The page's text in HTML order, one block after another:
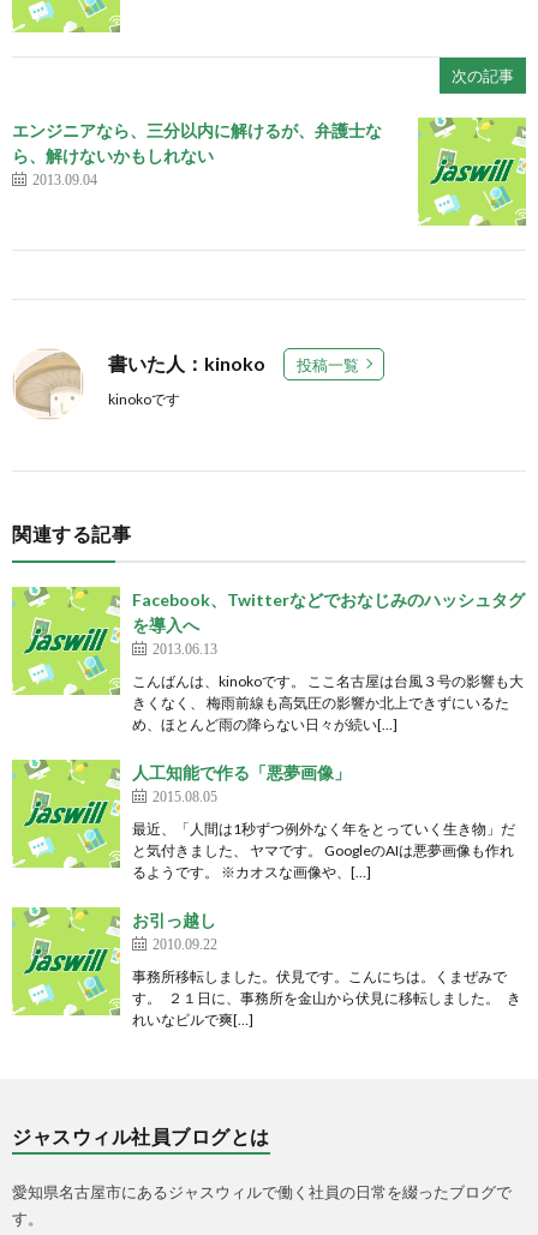
次の記事
エンジニアなら、三分以内に解けるが、弁護士な
ら、解けないかもしれない
2013.09.04
書いた人：kinoko 投稿一覧
kinokoです
関連する記事
Facebook、Twitterなどでおなじみのハッシュタグ
を導入へ
2013.06.13
こんばんは、kinokoです。 ここ名古屋は台風３号の影響も大
きくなく、 梅雨前線も高気圧の影響か北上できずにいるた
め、ほとんど雨の降らない日々が続い[…]
人工知能で作る「悪夢画像」
2015.08.05
最近、「人間は1秒ずつ例外なく年をとっていく生き物」だ
と気付きました、 ヤマです。 GoogleのAIは悪夢画像も作れ
るようです。 ※カオスな画像や、[…]
お引っ越し
2010.09.22
事務所移転しました。伏見です。こんにちは。くまぜみで
す。 ２１日に、事務所を金山から伏見に移転しました。 き
れいなビルで爽[…]
ジャスウィル社員ブログとは
愛知県名古屋市にあるジャスウィルで働く社員の日常を綴ったブログで
す。